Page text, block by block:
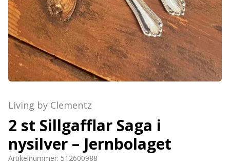
Living by Clementz
2 st Sillgafflar Saga i
nysilver – Jernbolaget
Artikelnummer: 512600988